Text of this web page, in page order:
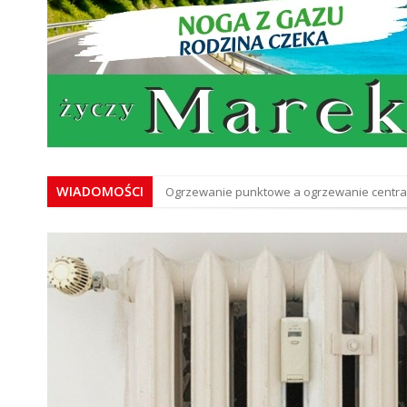
WIADOMOŚCI
Drogowcy reagują po serii zdarzeń. Na ul.
29-latek stracił prawo jazdy. Chwilę
Niedostosowanie prędkości na ul. 3 Maja
Władze Kalisza na spotkaniu
Samozapłon hulajnogi elektrycznej w
Rozpoczęły się żniwa. Strażacy alarmują: